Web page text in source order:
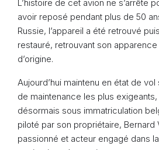
L’histoire de cet avion ne s’arrête
avoir reposé pendant plus de 50
Russie, l’appareil a été retrouvé
restauré, retrouvant son
d’origine.
Aujourd’hui maintenu en état de
de maintenance les plus exigeants,
désormais sous immatriculation
piloté par son propriétaire, Bernard
passionné et acteur engagé dans